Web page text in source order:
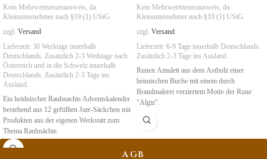
Kein Mehrwertsteuerausweis, da
Kleinunternehmer nach §19 (1) UStG.
zzgl. Versand
Lieferzeit: 30 Werktage innerhalb
Deutschlands. Zusätzlich 2-3 Werktage nach
Österreich und in die Schweiz innerhalb
Deutschlands. Zusätzlich 2-3 Tage ins
Ausland.
Ein heidnischer Rauhnachts Adventskalender
bestehend aus 12 gefüllten Jute-Säckchen mit
Produkten aus der eigenen Werkstatt zum
Thema Rauhnächte.
Kein Mehrwertsteuerausweis, da
Kleinunternehmer nach §19 (1) UStG.
zzgl. Versand
Lieferzeit: 6-9 Tage innerhalb Deutschlands.
Zusätzlich 2-3 Tage ins Ausland.
Runen Amulett aus dem Astholz einer
heimischen Buche mit einem durch
Brandmalerei verziertem Motiv der Rune
"Algiz".
Symbolik
AGB